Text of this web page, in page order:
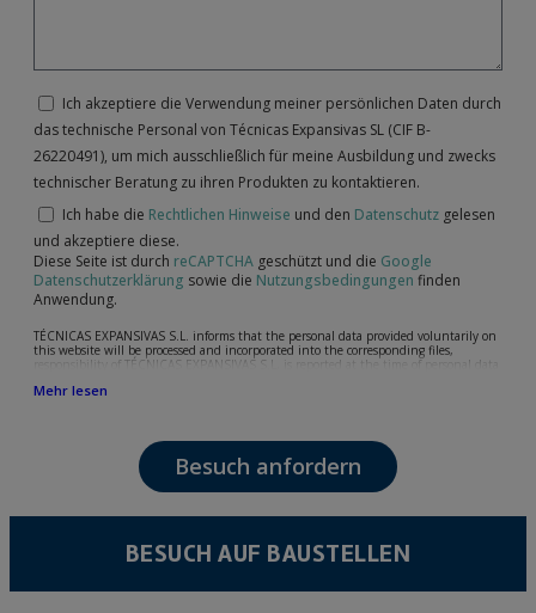
Ich akzeptiere die Verwendung meiner persönlichen Daten durch
das technische Personal von Técnicas Expansivas SL (CIF B-
26220491), um mich ausschließlich für meine Ausbildung und zwecks
technischer Beratung zu ihren Produkten zu kontaktieren.
Ich habe die Rechtlichen Hinweise und den Datenschutz gelesen
und akzeptiere diese.
Diese Seite ist durch reCAPTCHA geschützt und die Google
Datenschutzerklärung sowie die Nutzungsbedingungen finden
Anwendung.
TÉCNICAS EXPANSIVAS S.L. informs that the personal data provided voluntarily on
this website will be processed and incorporated into the corresponding files,
responsibility of TÉCNICAS EXPANSIVAS S.L, is reported at the time of personal data
following: attention to your referred request, complaint or question, established
The data in our files are strictly confidential and shall be treated with the utmost
confidentiality and shall comply with all the requirements provided for the General
Data Protection Regulation (GDPR) 2016.
encrypted. Should these details be sent, it is done so under your sole responsibility.
and opposition under the provisions of the General Data Protection Regulation
Mehr lesen
Besuch anfordern
BESUCH AUF BAUSTELLEN